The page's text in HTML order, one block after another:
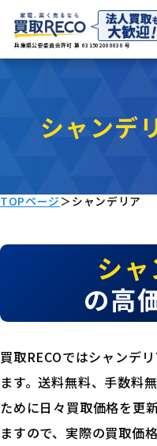
兵庫県公安委員会許可 第 631502000030 号
シャンデ
TOPページ＞ シャンデリア
シ
の高
買取RECOではシャンデ
ます。送料無料、手数料
ために日々買取価格を更
ますので、実際の買取価